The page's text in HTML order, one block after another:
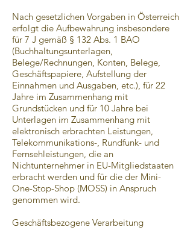
Nach gesetzlichen Vorgaben in Österreich
erfolgt die Aufbewahrung insbesondere
für 7 J gemäß § 132 Abs. 1 BAO
(Buchhaltungsunterlagen,
Belege/Rechnungen, Konten, Belege,
Geschäftspapiere, Aufstellung der
Einnahmen und Ausgaben, etc.), für 22
Jahre im Zusammenhang mit
Grundstücken und für 10 Jahre bei
Unterlagen im Zusammenhang mit
elektronisch erbrachten Leistungen,
Telekommunikations-, Rundfunk- und
Fernsehleistungen, die an
Nichtunternehmer in EU-Mitgliedstaaten
erbracht werden und für die der Mini-
One-Stop-Shop (MOSS) in Anspruch
genommen wird.
Geschäftsbezogene Verarbeitung